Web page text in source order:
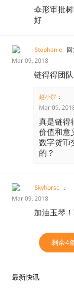
对平台的监管显
新资金决算法规
可以在日本国
内阁总理大臣登
经登记注册而从
进行登记注册的
五项的规定，
日元以下罚款，
满足虚拟货币交
必须为株式会
有稳定可靠
这些只是最最基
伞形审批
好
Stephanie 回
Mar 09, 2018
链得得团
赵小胖：
Mar 09,
真是链得
价值和意
数字货币
的？
Skyhorse ：
Mar 09, 2018
加油玉琴
剩余4
最新快讯